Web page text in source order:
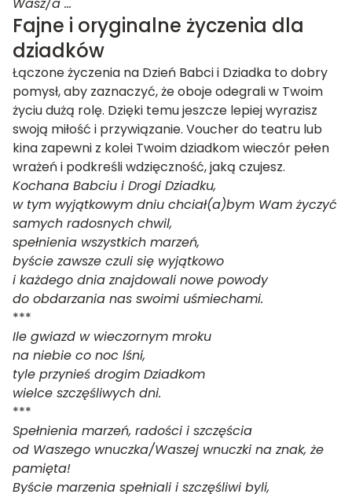
Fajne i oryginalne życzenia dla
dziadków
Łączone życzenia na Dzień Babci i Dziadka to dobry
pomysł, aby zaznaczyć, że oboje odegrali w Twoim
życiu dużą rolę. Dzięki temu jeszcze lepiej wyrazisz
swoją miłość i przywiązanie. Voucher do teatru lub
kina zapewni z kolei Twoim dziadkom wieczór pełen
wrażeń i podkreśli wdzięczność, jaką czujesz.
Kochana Babciu i Drogi Dziadku,
w tym wyjątkowym dniu chciał(a)bym Wam życzyć
samych radosnych chwil,
spełnienia wszystkich marzeń,
byście zawsze czuli się wyjątkowo
i każdego dnia znajdowali nowe powody
do obdarzania nas swoimi uśmiechami.
***
Ile gwiazd w wieczornym mroku
na niebie co noc lśni,
tyle przynieś drogim Dziadkom
wielce szczęśliwych dni.
***
Spełnienia marzeń, radości i szczęścia
od Waszego wnuczka/Waszej wnuczki na znak, że
pamięta!
Byście marzenia spełniali i szczęśliwi byli,